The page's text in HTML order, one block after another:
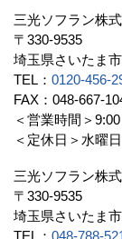
三光ソフラン株
〒330-9535
埼玉県さいたま
TEL： 0120-456-
FAX：048-667-
＜営業時間＞
＜定休日＞水曜
三光ソフラン株
〒330-9535
埼玉県さいたま
TEL： 048-788-